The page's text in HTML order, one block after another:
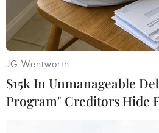
bà - một người ngay từ
nghị lực và từng làm nhiều
thợ tiện, nhân viên đưa thư.
trong buổi biểu diễn
Kremlin. Đây là lần đầu
xuất hiện cùngnhau
JG Wentworth
$15k In Unmanageable
Program" Creditors Hide